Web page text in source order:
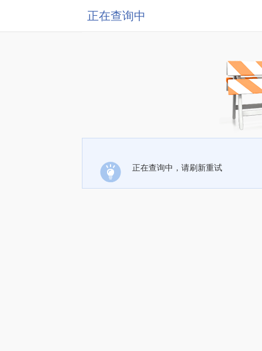
正在查询中
正在查询中，请刷新重试